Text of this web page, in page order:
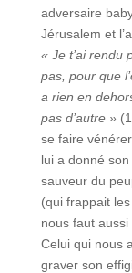
adversaire
Jérusalem et
« Je t’ai rendu
pas, pour que
a rien en
pas d’autre »
se faire
lui a donné
sauveur du
(qui frappait
nous faut
Celui qui nous
graver son